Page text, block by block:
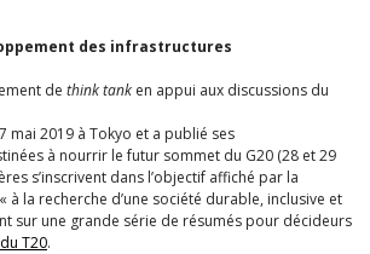
des infrastructures
de think tank en appui aux discussions du
mai 2019 à Tokyo et a publié ses
à nourrir le futur sommet du G20 (28 et 29
s’inscrivent dans l’objectif affiché par la
à la recherche d’une société durable, inclusive et
sur une grande série de résumés pour décideurs
T20.